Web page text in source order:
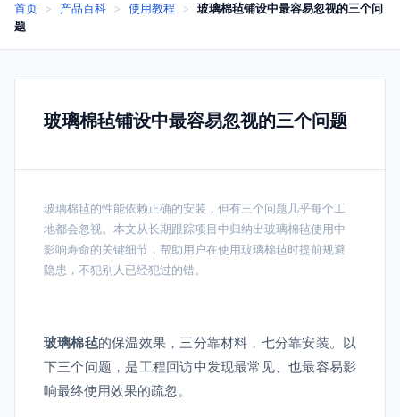
首页 > 产品百科 > 使用教程 >
玻璃棉毡铺设中最容易忽视的三个问
题
玻璃棉毡铺设中最容易忽视的三个问题
玻璃棉毡的性能依赖正确的安装，但有三个问题几乎每个工
地都会忽视。本文从长期跟踪项目中归纳出玻璃棉毡使用中
影响寿命的关键细节，帮助用户在使用玻璃棉毡时提前规避
隐患，不犯别人已经犯过的错。
玻璃棉毡的保温效果，三分靠材料，七分靠安装。以
下三个问题，是工程回访中发现最常见、也最容易影
响最终使用效果的疏忽。